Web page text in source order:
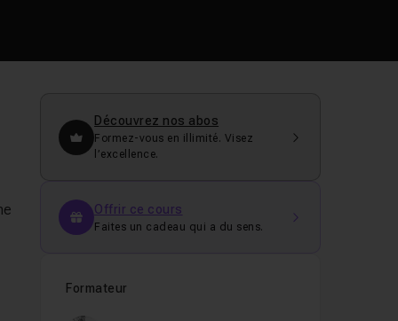
Découvrez nos abos
Formez-vous en illimité. Visez
l’excellence.
Offrir ce cours
Faites un cadeau qui a du sens.
Formateur